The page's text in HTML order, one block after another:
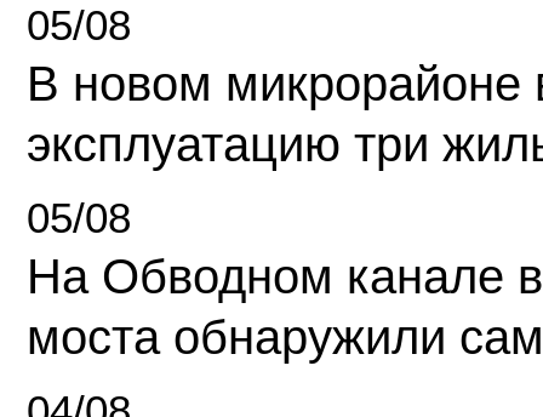
05/08
В новом микрорайоне
эксплуатацию три
05/08
На Обводном канале
моста обнаружили